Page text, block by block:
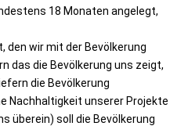
18 Monaten angelegt,
den wir mit der Bevölkerung
das die Bevölkerung uns zeigt,
die Bevölkerung
Nachhaltigkeit unserer Projekte
überein) soll die Bevölkerung